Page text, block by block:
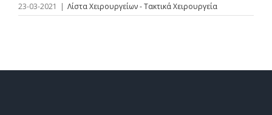
23-03-2021 | Λίστα Χειρουργείων - Τακτικά Χειρουργεία